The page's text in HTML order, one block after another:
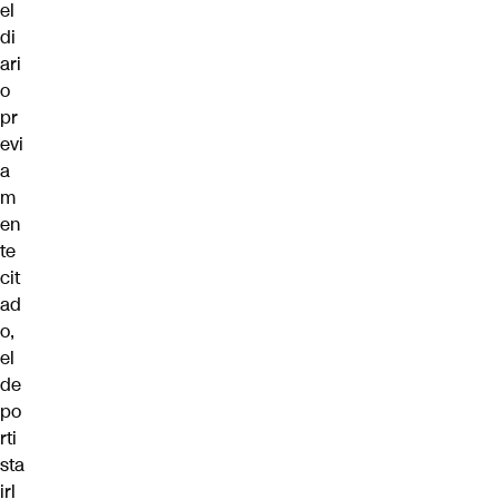
el
di
ari
o
pr
evi
a
m
en
te
cit
ad
o,
el
de
po
rti
sta
irl